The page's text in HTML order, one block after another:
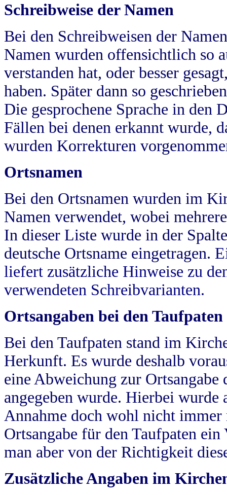
Schreibweise der Namen
Bei den Schreibweisen der
Namen wurden offensichtlich so
verstanden hat, oder besser
haben. Später dann so
Die gesprochene Sprache in
Fällen bei denen erkannt wurde,
wurden Korrekturen
Ortsnamen
Bei den Ortsnamen wurden im
Namen verwendet, wobei
In dieser Liste wurde in der
deutsche Ortsname eingetragen.
liefert zusätzliche Hinweise zu
verwendeten Schreibvarianten.
Ortsangaben bei den Taufpaten
Bei den Taufpaten stand im
Herkunft. Es wurde deshalb
eine Abweichung zur
angegeben wurde. Hierbei wurde
Annahme doch wohl nicht
Ortsangabe für den Taufpaten
man aber von der Richtigkeit
Zusätzliche Angaben im